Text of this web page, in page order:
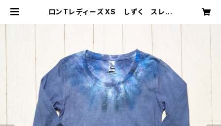
ロンTレディーズXS しずく スレー